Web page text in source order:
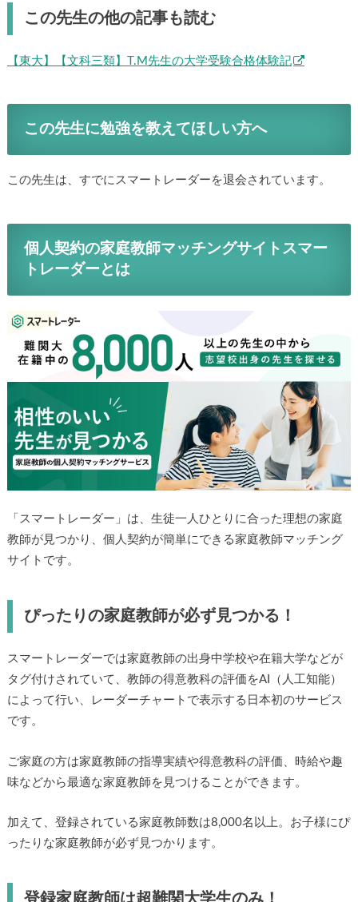
この先生の他の記事も読む
【東大】【文科三類】T.M先生の大学受験合格体験記
この先生に勉強を教えてほしい方へ
この先生は、すでにスマートレーダーを退会されています。
個人契約の家庭教師マッチングサイトスマー
トレーダーとは
「スマートレーダー」は、生徒一人ひとりに合った理想の家庭
教師が見つかり、個人契約が簡単にできる家庭教師マッチング
サイトです。
ぴったりの家庭教師が必ず見つかる！
スマートレーダーでは家庭教師の出身中学校や在籍大学などが
タグ付けされていて、教師の得意教科の評価をAI（人工知能）
によって行い、レーダーチャートで表示する日本初のサービス
です。
ご家庭の方は家庭教師の指導実績や得意教科の評価、時給や趣
味などから最適な家庭教師を見つけることができます。
加えて、登録されている家庭教師数は8,000名以上。お子様にぴ
ったりな家庭教師が必ず見つかります。